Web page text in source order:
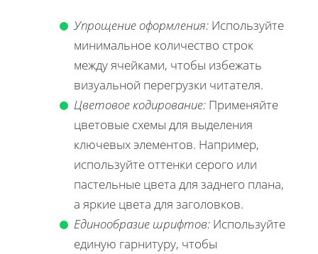
Упрощение оформления: Используйте
минимальное количество строк
между ячейками, чтобы избежать
визуальной перегрузки читателя.
Цветовое кодирование: Применяйте
цветовые схемы для выделения
ключевых элементов. Например,
используйте оттенки серого или
пастельные цвета для заднего плана,
а яркие цвета для заголовков.
Единообразие шрифтов: Используйте
единую гарнитуру, чтобы